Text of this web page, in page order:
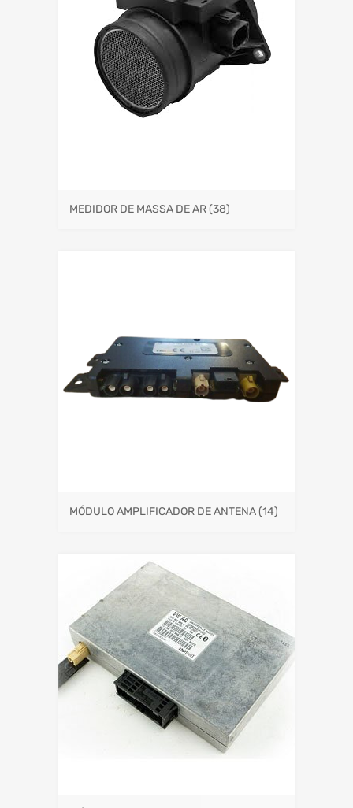
MEDIDOR DE MASSA DE AR(38)
MÓDULO AMPLIFICADOR DE ANTENA(14)